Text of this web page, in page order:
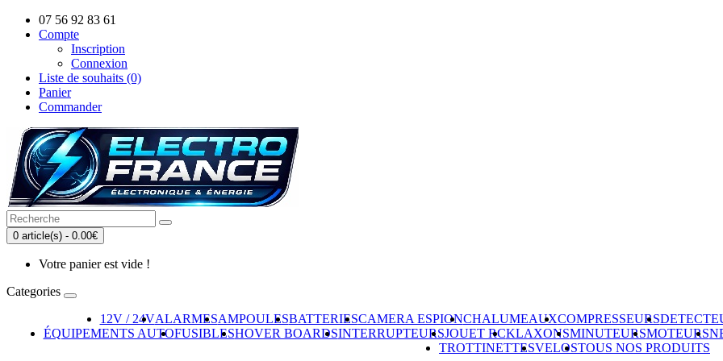
07 56 92 83 61
Compte
Inscription
Connexion
Liste de souhaits (0)
Panier
Commander
0 article(s) - 0.00€
Votre panier est vide !
Categories
12V / 24VALARMESAMPOULESBATTERIESCAMERA ESPIONCHALUMEAUXCOMPRESSEURS
ÉQUIPEMENTS AUTOFUSIBLESHOVER BOARDSINTERRUPTEURSJOUET RCKLAXONSMINUTEURSMOTEURS
TROTTINETTESVELOSTOUS NOS PRODUITS